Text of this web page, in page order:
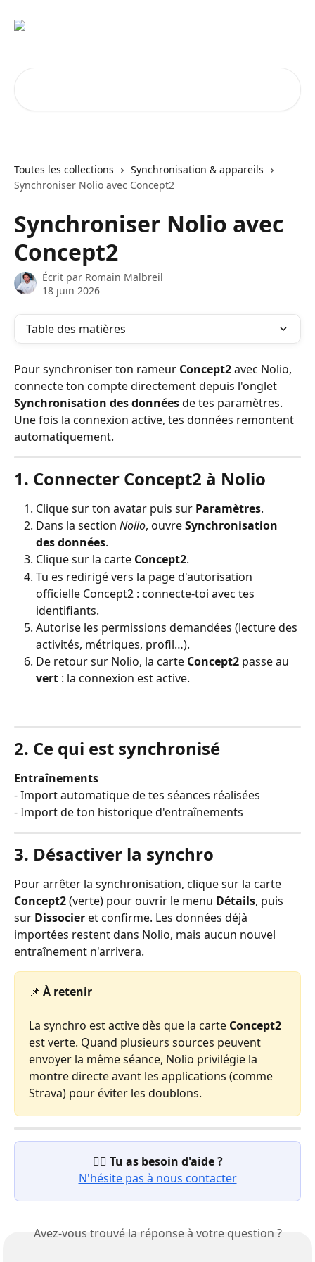
Toutes les collections
Synchronisation & appareils
Synchroniser Nolio avec Concept2
Synchroniser Nolio avec
Concept2
Écrit par Romain Malbreil
18 juin 2026
Table des matières
Pour synchroniser ton rameur Concept2 avec Nolio,
connecte ton compte directement depuis l'onglet
Synchronisation des données de tes paramètres.
Une fois la connexion active, tes données remontent
automatiquement.
1. Connecter Concept2 à Nolio
Clique sur ton avatar puis sur Paramètres.
Dans la section Nolio, ouvre Synchronisation
des données.
Clique sur la carte Concept2.
Tu es redirigé vers la page d'autorisation
officielle Concept2 : connecte-toi avec tes
identifiants.
Autorise les permissions demandées (lecture des
activités, métriques, profil…).
De retour sur Nolio, la carte Concept2 passe au
vert : la connexion est active.
2. Ce qui est synchronisé
Entraînements
- Import automatique de tes séances réalisées
- Import de ton historique d'entraînements
3. Désactiver la synchro
Pour arrêter la synchronisation, clique sur la carte
Concept2 (verte) pour ouvrir le menu Détails, puis
sur Dissocier et confirme. Les données déjà
importées restent dans Nolio, mais aucun nouvel
entraînement n'arrivera.
📌 À retenir
La synchro est active dès que la carte Concept2
est verte. Quand plusieurs sources peuvent
envoyer la même séance, Nolio privilégie la
montre directe avant les applications (comme
Strava) pour éviter les doublons.
😵‍💫 Tu as besoin d'aide ?
N'hésite pas à nous contacter
Avez-vous trouvé la réponse à votre question ?